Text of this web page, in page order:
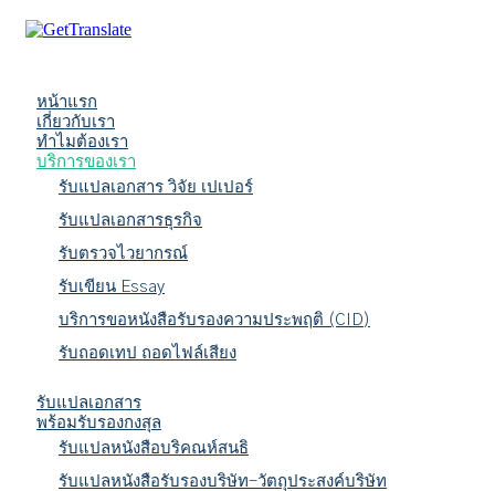
หน้าแรก
เกี่ยวกับเรา
ทำไมต้องเรา
บริการของเรา
รับแปลเอกสาร วิจัย เปเปอร์
รับแปลเอกสารธุรกิจ
รับตรวจไวยากรณ์
รับเขียน Essay
บริการขอหนังสือรับรองความประพฤติ (CID)
รับถอดเทป ถอดไฟล์เสียง
รับแปลเอกสาร
พร้อมรับรองกงสุล
รับแปลหนังสือบริคณห์สนธิ
รับแปลหนังสือรับรองบริษัท-วัตถุประสงค์บริษัท